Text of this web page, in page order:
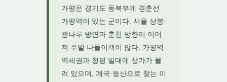
가평은 경기도 동북부에 경춘선
가평역이 있는 군이다. 서울 상봉·
광나루 방면과 춘천 방향이 이어
져 주말 나들이객이 많다. 가평역
역세권과 청평 일대에 상가가 몰
려 있으며, 계곡·등산으로 찾는 이